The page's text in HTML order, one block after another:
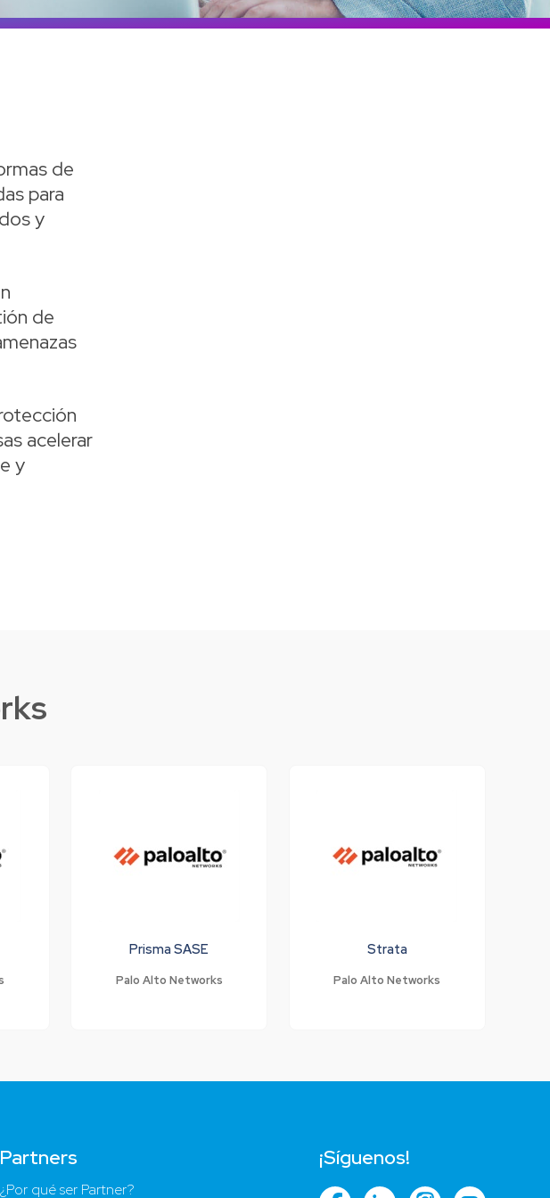
Colombia
de
para
y
de
acelerar
y
Prisma SASE
Palo Alto Networks
Strata
Palo Alto Networks
Partners
¿Por qué ser Partner?
¡Síguenos!